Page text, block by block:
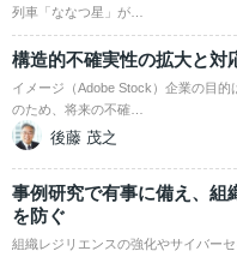
列車「ななつ星」が…
構造的不確実性の拡大と対
イメージ（Adobe Stock）企業の目
のため、将来の不確…
後藤 茂之
事例研究で有事に備え、組
を防ぐ
組織レジリエンスの強化やサイバー